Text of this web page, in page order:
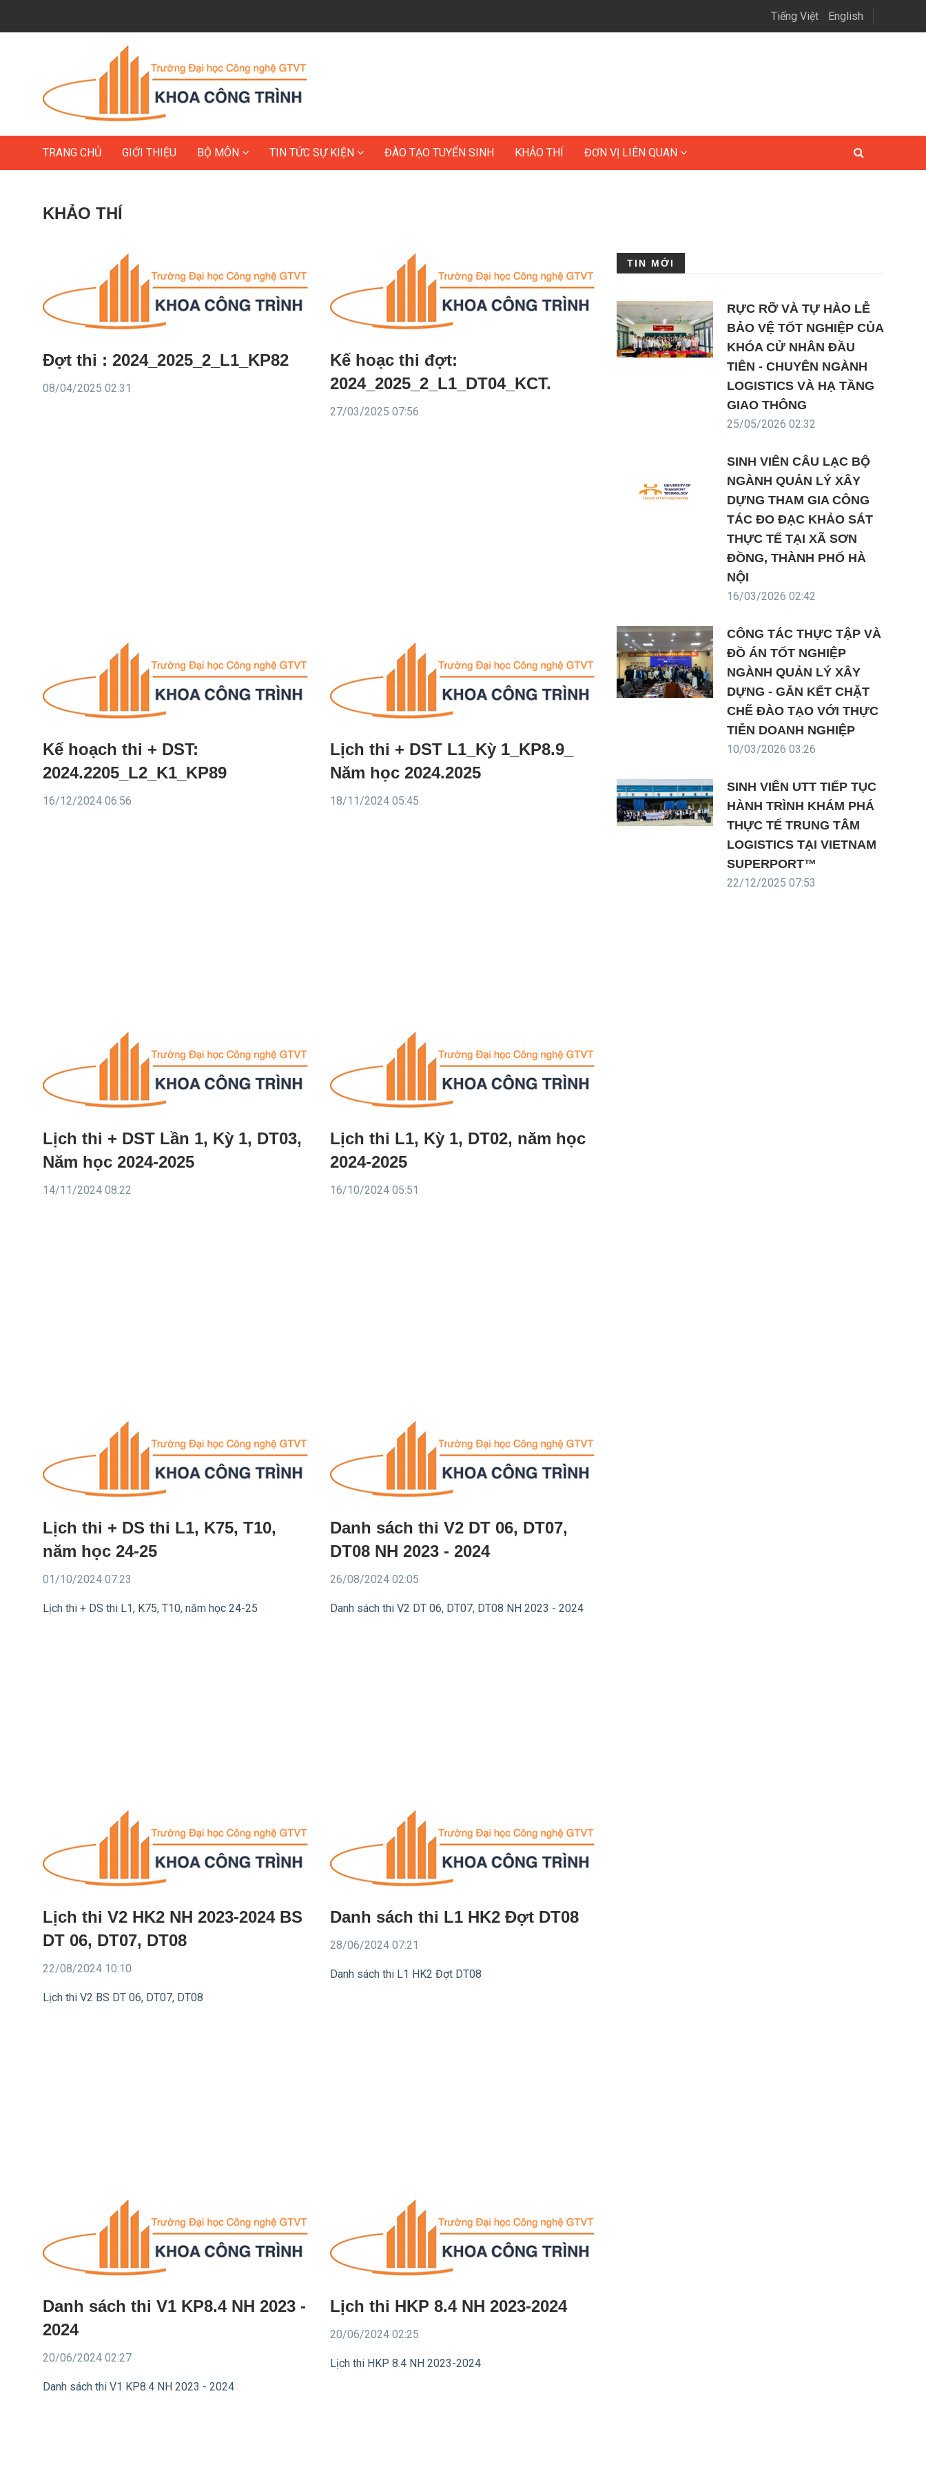
Tiếng Việt English
TRANG CHỦ GIỚI THIỆU BỘ MÔN TIN TỨC SỰ KIỆN ĐÀO TẠO TUYỂN SINH KHẢO THÍ ĐƠN VỊ LIÊN QUAN
KHẢO THÍ
Đợt thi : 2024_2025_2_L1_KP82
08/04/2025 02:31
Kế hoạc thi đợt:
2024_2025_2_L1_DT04_KCT.
27/03/2025 07:56
Kế hoạch thi + DST:
2024.2205_L2_K1_KP89
16/12/2024 06:56
Lịch thi + DST L1_Kỳ 1_KP8.9_
Năm học 2024.2025
18/11/2024 05:45
Lịch thi + DST Lần 1, Kỳ 1, DT03,
Năm học 2024-2025
14/11/2024 08:22
Lịch thi L1, Kỳ 1, DT02, năm học
2024-2025
16/10/2024 05:51
Lịch thi + DS thi L1, K75, T10,
năm học 24-25
01/10/2024 07:23
Lịch thi + DS thi L1, K75, T10, năm học 24-25
Danh sách thi V2 DT 06, DT07,
DT08 NH 2023 - 2024
26/08/2024 02:05
Danh sách thi V2 DT 06, DT07, DT08 NH 2023 - 2024
Lịch thi V2 HK2 NH 2023-2024 BS
DT 06, DT07, DT08
22/08/2024 10:10
Lịch thi V2 BS DT 06, DT07, DT08
Danh sách thi L1 HK2 Đợt DT08
28/06/2024 07:21
Danh sách thi L1 HK2 Đợt DT08
Danh sách thi V1 KP8.4 NH 2023 -
2024
20/06/2024 02:27
Danh sách thi V1 KP8.4 NH 2023 - 2024
Lịch thi HKP 8.4 NH 2023-2024
20/06/2024 02:25
Lịch thi HKP 8.4 NH 2023-2024
TIN MỚI
RỰC RỠ VÀ TỰ HÀO LỄ
BẢO VỆ TỐT NGHIỆP CỦA
KHÓA CỬ NHÂN ĐẦU
TIÊN - CHUYÊN NGÀNH
LOGISTICS VÀ HẠ TẦNG
GIAO THÔNG
25/05/2026 02:32
SINH VIÊN CÂU LẠC BỘ
NGÀNH QUẢN LÝ XÂY
DỰNG THAM GIA CÔNG
TÁC ĐO ĐẠC KHẢO SÁT
THỰC TẾ TẠI XÃ SƠN
ĐỒNG, THÀNH PHỐ HÀ
NỘI
16/03/2026 02:42
CÔNG TÁC THỰC TẬP VÀ
ĐỒ ÁN TỐT NGHIỆP
NGÀNH QUẢN LÝ XÂY
DỰNG - GẮN KẾT CHẶT
CHẼ ĐÀO TẠO VỚI THỰC
TIỄN DOANH NGHIỆP
10/03/2026 03:26
SINH VIÊN UTT TIẾP TỤC
HÀNH TRÌNH KHÁM PHÁ
THỰC TẾ TRUNG TÂM
LOGISTICS TẠI VIETNAM
SUPERPORT™
22/12/2025 07:53